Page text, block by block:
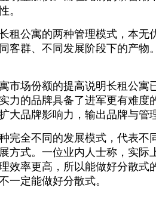
。
租公寓的两种管理模式，本无
客群、不同发展阶段下的产物
市场份额的提高说明长租公寓
力的品牌具备了进军更有难度
大品牌影响力，输出品牌与管
完全不同的发展模式，代表不
方式。一位业内人士称，实际
效率更高，所以能做好分散式
一定能做好分散式。